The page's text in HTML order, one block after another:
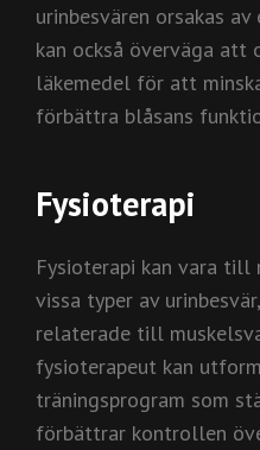
urinbesvären orsakas
kan också överväga att
läkemedel för att
förbättra blåsans
Fysioterapi
Fysioterapi kan vara
vissa typer av
relaterade till
fysioterapeut kan
träningsprogram som
förbättrar kontrollen